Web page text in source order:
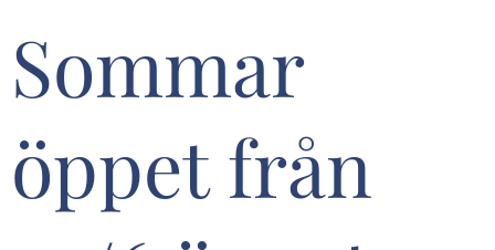
Sommar
öppet från